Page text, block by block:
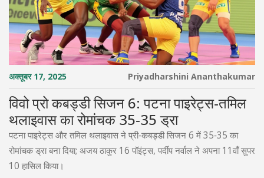
अक्तूबर 17, 2025 Priyadharshini Ananthakumar
विवो प्रो कबड्डी सिजन 6: पटना पाइरेट्स‑तमिल
थलाइवास का रोमांचक 35‑35 ड्रा
पटना पाइरेट्स और तमिल थलाइवास ने प्री‑कबड्डी सिजन 6 में 35‑35 का
रोमांचक ड्रा बना दिया; अजय ठाकुर 16 पॉइंट्स, पर्दीप नर्वाल ने अपना 11वाँ सुपर
10 हासिल किया।